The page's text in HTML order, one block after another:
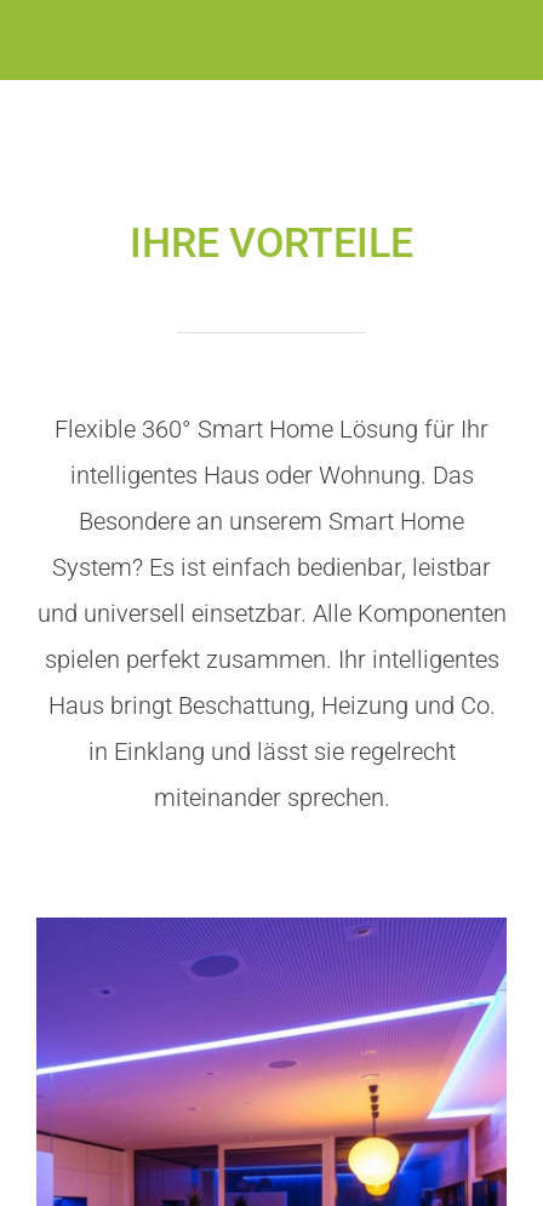
IHRE VORTEILE
Flexible 360° Smart Home Lösung für Ihr
intelligentes Haus oder Wohnung. Das
Besondere an unserem Smart Home
System? Es ist einfach bedienbar, leistbar
und universell einsetzbar. Alle Komponenten
spielen perfekt zusammen. Ihr intelligentes
Haus bringt Beschattung, Heizung und Co.
in Einklang und lässt sie regelrecht
miteinander sprechen.